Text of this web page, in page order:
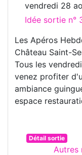
vendredi 28
Idée sortie n°
Les Apéros
Château Saint-
Tous les
venez profiter
ambiance
espace
Détail sortie
Autres